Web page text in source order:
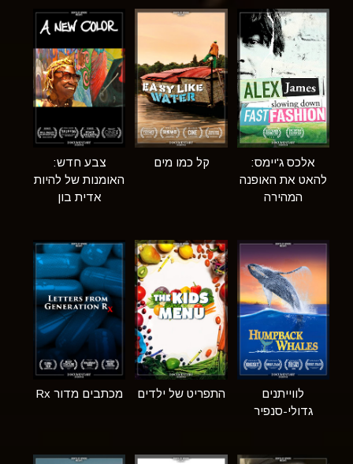
אלכס ג'יימס:
להאט את האופנה
המהירה
קל כמו מים
צבע חדש:
האומנות של להיות
אדית בון
לווייתנים
גדולי-סנפיר
התפריט של ילדים מכתבים מדור Rx